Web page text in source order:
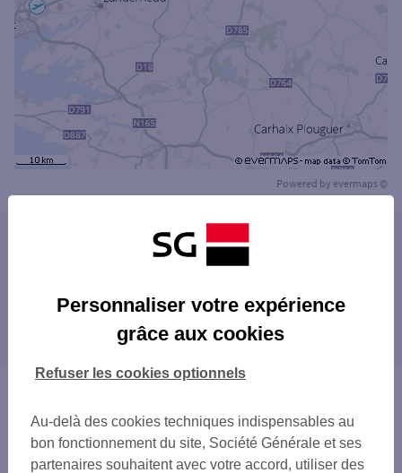
Powered by evermaps ©
Les distributeurs/automates dans les villes à
Les distributeurs/automates dans les
départements limitrophes
56 MORBIHAN
Finistère
Personnaliser votre expérience
grâce aux cookies
Au-delà des cookies techniques indispensables au
bon fonctionnement du site, Société Générale et ses
partenaires souhaitent avec votre accord, utiliser des
Refuser les cookies optionnels